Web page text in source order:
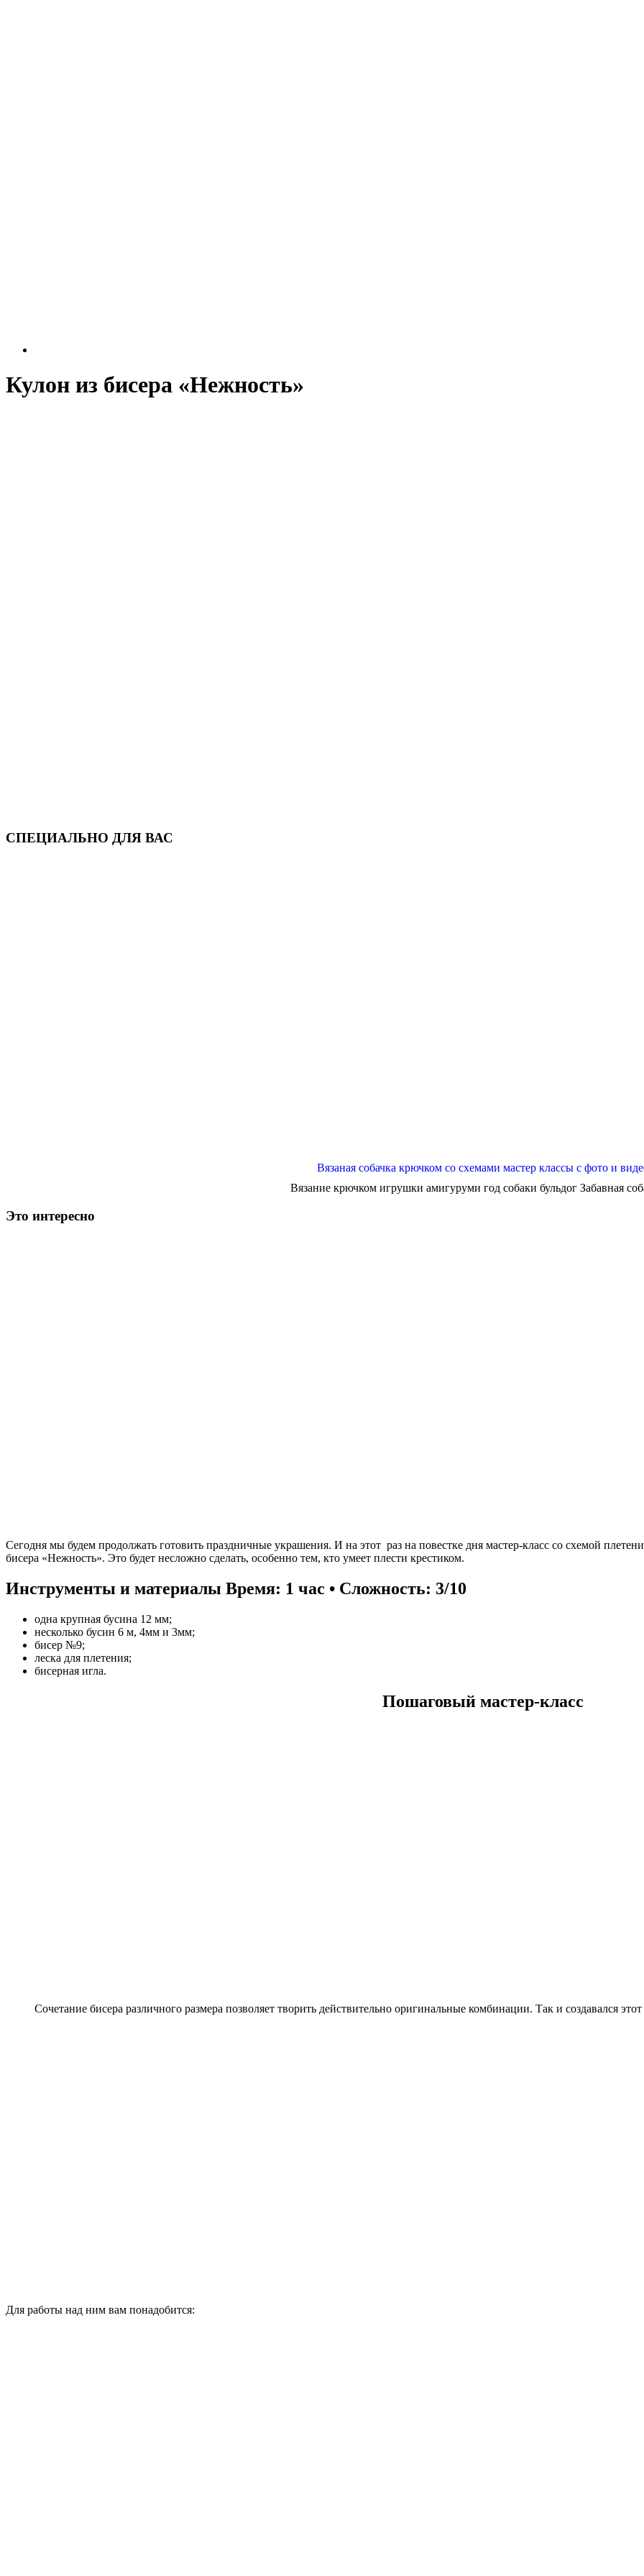
Кулон из бисера «Нежность»
СПЕЦИАЛЬНО ДЛЯ ВАС
Вязаная собачка крючком со схемами мастер классы с фото и
Вязание крючком игрушки амигуруми год собаки бульдог Забавная
Это интересно
Сегодня мы будем продолжать готовить праздничные украшения. И на этот раз на повестке дня мастер-класс со схемой
бисера «Нежность». Это будет несложно сделать, особенно тем, кто умеет плести крестиком.
Инструменты и материалы Время: 1 час • Сложность: 3/10
одна крупная бусина 12 мм;
несколько бусин 6 м, 4мм и 3мм;
бисер №9;
леска для плетения;
бисерная игла.
Пошаговый мастер-класс
Сочетание бисера различного размера позволяет творить действительно оригинальные комбинации. Так и создавался
Для работы над ним вам понадобится: